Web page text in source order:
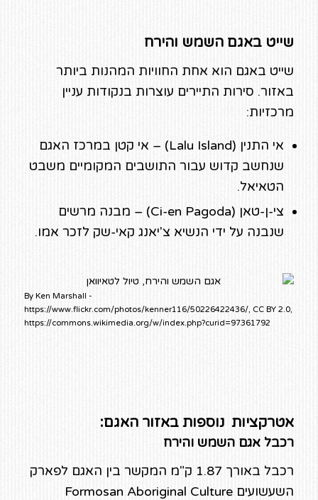
שייט באגם השמש והירח
שייט באגם הוא אחת החוויות המהנות ביותר
באזור. סירות התיירים עוצרות בנקודות עניין
מרכזיות:
אי התנין (Lalu Island) – אי קטן במרכז האגם
שנחשב קדוש עבור התושבים המקומיים משבט
הטאיאל.
צי-ן-טאן (Ci-en Pagoda) – מבנה מרשים
שנבנה על ידי הנשיא צ'יאנג קאי-שק לזכר אמו.
By Ken Marshall -
https://www.flickr.com/photos/kenner116/50226422436/, CC BY 2.0,
https://commons.wikimedia.org/w/index.php?curid=97361792
אטרקציות נוספות באזור האגם:
רכבל אגם השמש והירח
רכבל באורך 1.87 ק"מ המקשר בין האגם לפארק
השעשועים Formosan Aboriginal Culture